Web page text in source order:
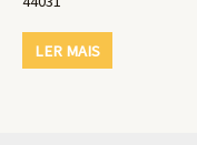
LER MAIS